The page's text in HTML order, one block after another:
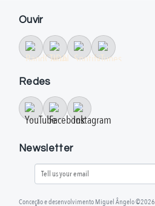
Ouvir
Redes
Newsletter
Conceção e desenvolvimento Miguel Ângelo ©2026